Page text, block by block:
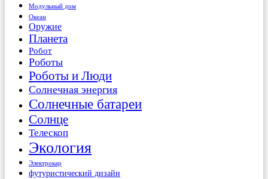
Модульный дом
Океан
Оружие
Планета
Робот
Роботы
Роботы и Люди
Солнечная энергия
Солнечные батареи
Солнце
Телескоп
Экология
Электрокар
футуристический дизайн